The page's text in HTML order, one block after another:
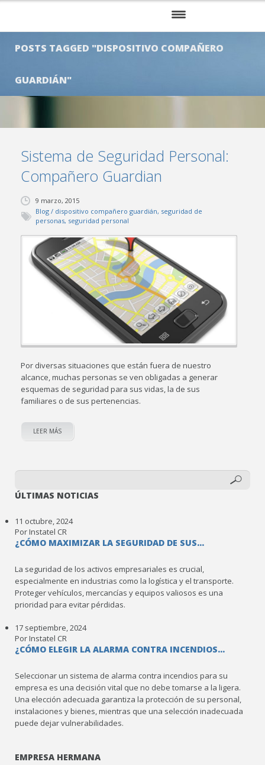
INICIO
SERVICIOS
CLIENTES
BLOG
CONTÁCTENOS
POSTS TAGGED "DISPOSITIVO COMPAÑERO
GUARDIÁN"
Sistema de Seguridad Personal:
Compañero Guardian
9 marzo, 2015
Blog / dispositivo compañero guardián, seguridad de
personas, seguridad personal
Por diversas situaciones que están fuera de nuestro
alcance, muchas personas se ven obligadas a generar
esquemas de seguridad para sus vidas, la de sus
familiares o de sus pertenencias.
LEER MÁS
ÚLTIMAS NOTICIAS
11 octubre, 2024
Por Instatel CR
¿CÓMO MAXIMIZAR LA SEGURIDAD DE SUS...
La seguridad de los activos empresariales es crucial,
especialmente en industrias como la logística y el transporte.
Proteger vehículos, mercancías y equipos valiosos es una
prioridad para evitar pérdidas.
17 septiembre, 2024
Por Instatel CR
¿CÓMO ELEGIR LA ALARMA CONTRA INCENDIOS...
Seleccionar un sistema de alarma contra incendios para su
empresa es una decisión vital que no debe tomarse a la ligera.
Una elección adecuada garantiza la protección de su personal,
instalaciones y bienes, mientras que una selección inadecuada
puede dejar vulnerabilidades.
EMPRESA HERMANA